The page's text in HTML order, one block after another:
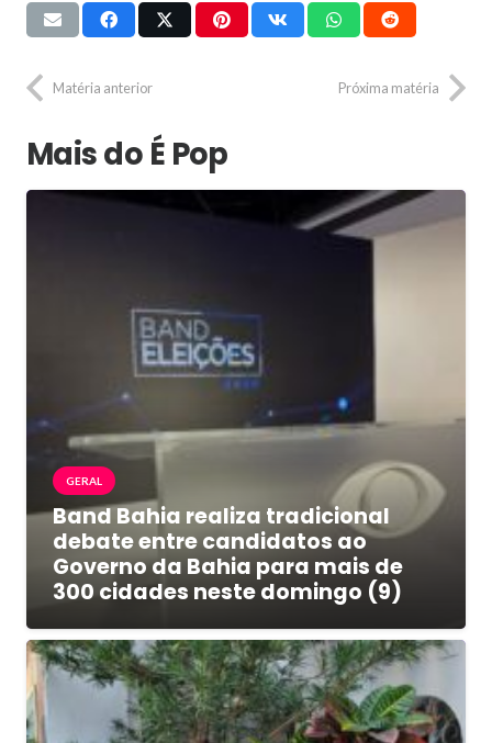
Matéria anterior Próxima matéria
Mais do É Pop
GERAL
Band Bahia realiza tradicional
debate entre candidatos ao
Governo da Bahia para mais de
300 cidades neste domingo (9)